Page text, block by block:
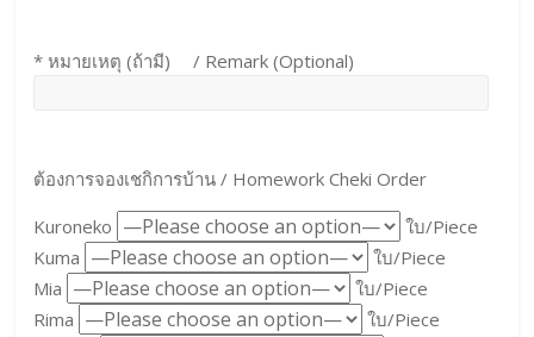
* หมายเหตุ (ถ้ามี) / Remark (Optional)
ต้องการจองเชกิการบ้าน / Homework Cheki Order
Kuroneko
ใบ/Piece
Kuma
ใบ/Piece
Mia
ใบ/Piece
Rima
ใบ/Piece